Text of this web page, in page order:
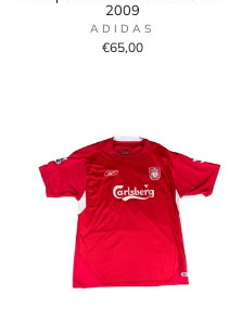
2009
ADIDAS
€65,00